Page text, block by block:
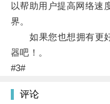
以帮助用户提高网络速
界。
如果您也想拥有更好
器吧！。
#3#
评论